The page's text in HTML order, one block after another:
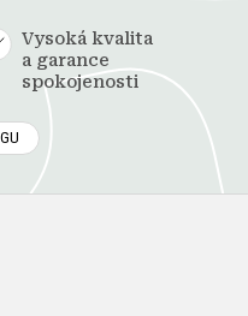
Vysoká kvalita
a garance
spokojenosti